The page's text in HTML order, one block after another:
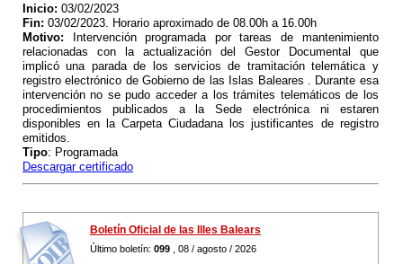
Inicio: 03/02/2023
Fin: 03/02/2023. Horario aproximado de 08.00h a 16.00h
Motivo: Intervención programada por tareas de mantenimiento
relacionadas con la actualización del Gestor Documental que
implicó una parada de los servicios de tramitación telemática y
registro electrónico de Gobierno de las Islas Baleares . Durante esa
intervención no se pudo acceder a los trámites telemáticos de los
procedimientos publicados a la Sede electrónica ni estaren
disponibles en la Carpeta Ciudadana los justificantes de registro
emitidos.
Tipo: Programada
Descargar certificado
Boletín Oficial de las Illes Balears
Último boletín: 099 , 08 / agosto / 2026